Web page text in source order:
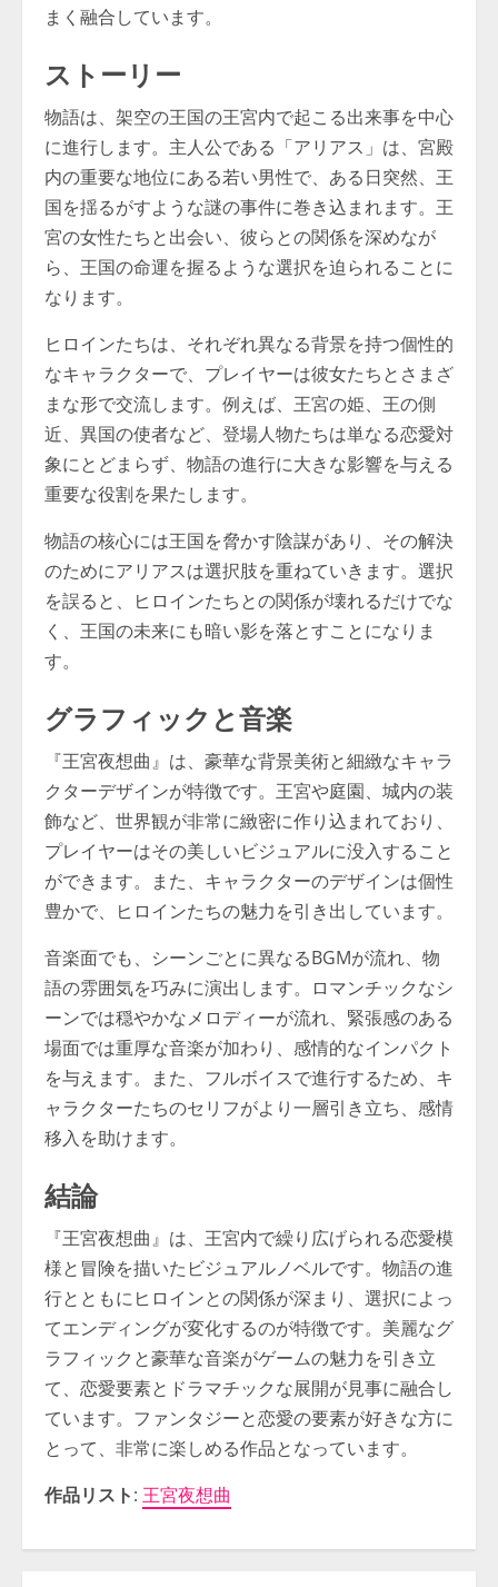
まく融合しています。
ストーリー
物語は、架空の王国の王宮内で起こる出来事を中心
に進行します。主人公である「アリアス」は、宮殿
内の重要な地位にある若い男性で、ある日突然、王
国を揺るがすような謎の事件に巻き込まれます。王
宮の女性たちと出会い、彼らとの関係を深めなが
ら、王国の命運を握るような選択を迫られることに
なります。
ヒロインたちは、それぞれ異なる背景を持つ個性的
なキャラクターで、プレイヤーは彼女たちとさまざ
まな形で交流します。例えば、王宮の姫、王の側
近、異国の使者など、登場人物たちは単なる恋愛対
象にとどまらず、物語の進行に大きな影響を与える
重要な役割を果たします。
物語の核心には王国を脅かす陰謀があり、その解決
のためにアリアスは選択肢を重ねていきます。選択
を誤ると、ヒロインたちとの関係が壊れるだけでな
く、王国の未来にも暗い影を落とすことになりま
す。
グラフィックと音楽
『王宮夜想曲』は、豪華な背景美術と細緻なキャラ
クターデザインが特徴です。王宮や庭園、城内の装
飾など、世界観が非常に緻密に作り込まれており、
プレイヤーはその美しいビジュアルに没入すること
ができます。また、キャラクターのデザインは個性
豊かで、ヒロインたちの魅力を引き出しています。
音楽面でも、シーンごとに異なるBGMが流れ、物
語の雰囲気を巧みに演出します。ロマンチックなシ
ーンでは穏やかなメロディーが流れ、緊張感のある
場面では重厚な音楽が加わり、感情的なインパクト
を与えます。また、フルボイスで進行するため、キ
ャラクターたちのセリフがより一層引き立ち、感情
移入を助けます。
結論
『王宮夜想曲』は、王宮内で繰り広げられる恋愛模
様と冒険を描いたビジュアルノベルです。物語の進
行とともにヒロインとの関係が深まり、選択によっ
てエンディングが変化するのが特徴です。美麗なグ
ラフィックと豪華な音楽がゲームの魅力を引き立
て、恋愛要素とドラマチックな展開が見事に融合し
ています。ファンタジーと恋愛の要素が好きな方に
とって、非常に楽しめる作品となっています。
作品リスト: 王宮夜想曲